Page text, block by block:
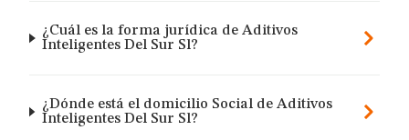
¿Cuál es la forma jurídica de Aditivos
Inteligentes Del Sur Sl?
¿Dónde está el domicilio Social de Aditivos
Inteligentes Del Sur Sl?